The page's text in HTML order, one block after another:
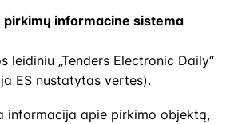
pirkimų informacine sistema
leidiniu „Tenders Electronic Daily“
ES nustatytas vertes).
informacija apie pirkimo objektą,